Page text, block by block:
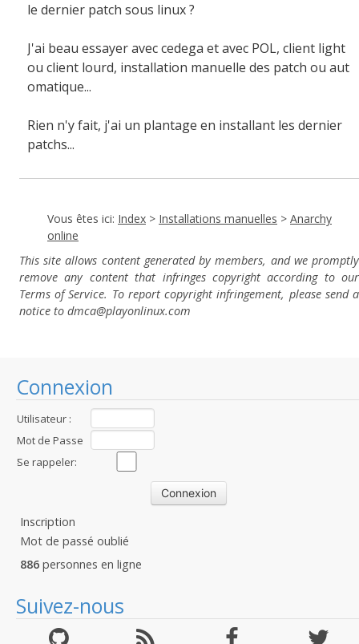
Connexion
Utilisateur :
Mot de Passe
:Se rappeler:
Inscription
Mot de passé oublié
886 personnes en ligne
Suivez-nous
le dernier patch sous linux ?
J'ai beau essayer avec cedega et avec POL, client light
ou client lourd, installation manuelle des patch ou aut
omatique...
Rien n'y fait, j'ai un plantage en installant les dernier
patchs...
Vous êtes ici: Index > Installations manuelles > Anarchy
online
This site allows content generated by members, and we promptly
remove any content that infringes copyright according to our
Terms of Service. To report copyright infringement, please send a
notice to dmca@playonlinux.com